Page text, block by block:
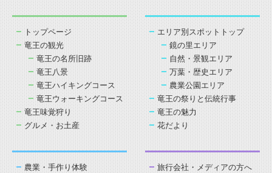
トップページ
竜王の観光
竜王の名所旧跡
竜王八景
竜王ハイキングコース
竜王ウォーキングコース
竜王味覚狩り
グルメ・お土産
エリア別スポットトップ
鏡の里エリア
自然・景観エリア
万葉・歴史エリア
農業公園エリア
竜王の祭りと伝統行事
竜王の魅力
花だより
農業・手作り体験
旅行会社・メディアの方へ